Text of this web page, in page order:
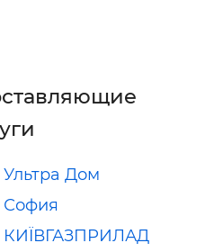
Ультра Дом
София
КИЇВГАЗПРИЛАД